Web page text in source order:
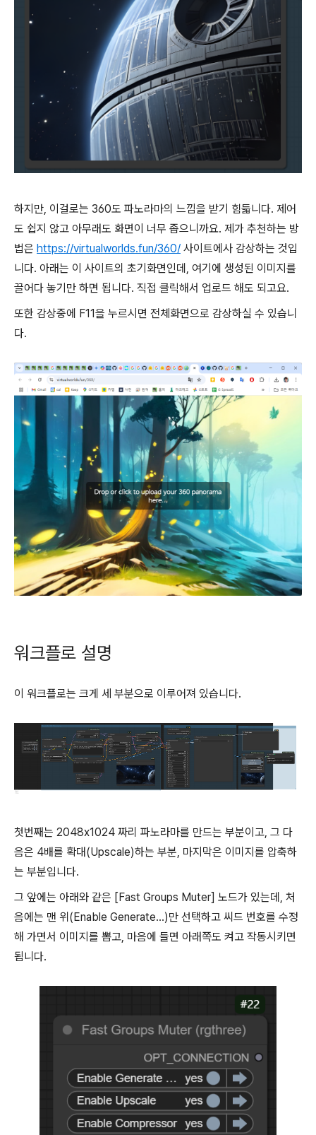
하지만, 이걸로는 360도 파노라마의 느낌을 받기 힘듧니다. 제어
도 쉽지 않고 아무래도 화면이 너무 좁으니까요. 제가 추천하는 방
법은 https://virtualworlds.fun/360/ 사이트에사 감상하는 것입
니다. 아래는 이 사이트의 초기화면인데, 여기에 생성된 이미지를
끌어다 놓기만 하면 됩니다. 직접 클릭해서 업로드 해도 되고요.
또한 감상중에 F11을 누르시면 전체화면으로 감상하실 수 있습니
다.
워크플로 설명
이 워크플로는 크게 세 부분으로 이루어져 있습니다.
첫번째는 2048x1024 짜리 파노라마를 만드는 부분이고, 그 다
음은 4배를 확대(Upscale)하는 부분, 마지막은 이미지를 압축하
는 부분입니다.
그 앞에는 아래와 같은 [Fast Groups Muter] 노드가 있는데, 처
음에는 맨 위(Enable Generate...)만 선택하고 씨드 번호를 수정
해 가면서 이미지를 뽑고, 마음에 들면 아래쪽도 켜고 작동시키면
됩니다.